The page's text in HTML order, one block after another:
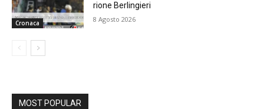
Cronaca
rione Berlingieri
8 Agosto 2026
MOST POPULAR